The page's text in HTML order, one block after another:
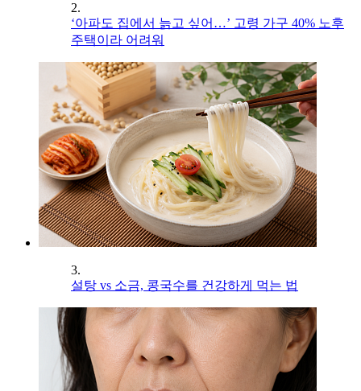
2.
‘아파도 집에서 늙고 싶어…’ 고령 가구 40% 노후
주택이라 어려워
3.
설탕 vs 소금, 콩국수를 건강하게 먹는 법